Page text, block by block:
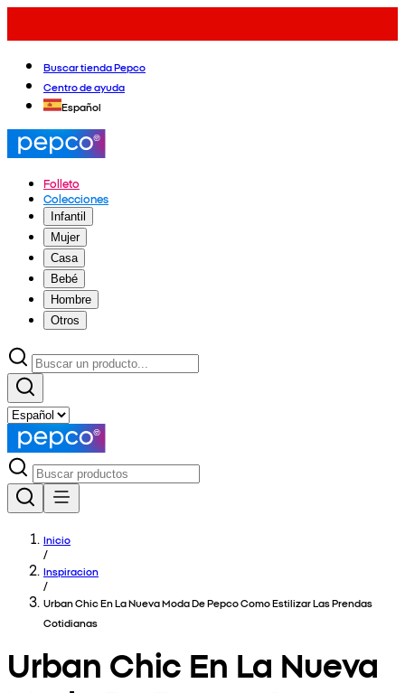
Buscar tienda Pepco
Centro de ayuda
Español
Folleto
Colecciones
Infantil
Mujer
Casa
Bebé
Hombre
Otros
Inicio
/
Inspiracion
/
Urban Chic En La Nueva Moda De Pepco Como Estilizar Las Prendas
Cotidianas
Urban Chic En La Nueva